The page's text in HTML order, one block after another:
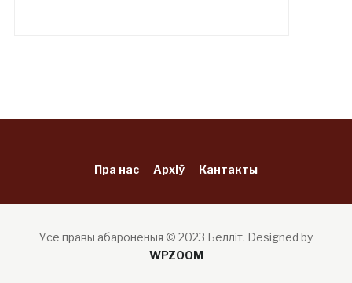
Пра нас Архіў Кантакты
Усе правы абароненыя © 2023 Белліт. Designed by
WPZOOM